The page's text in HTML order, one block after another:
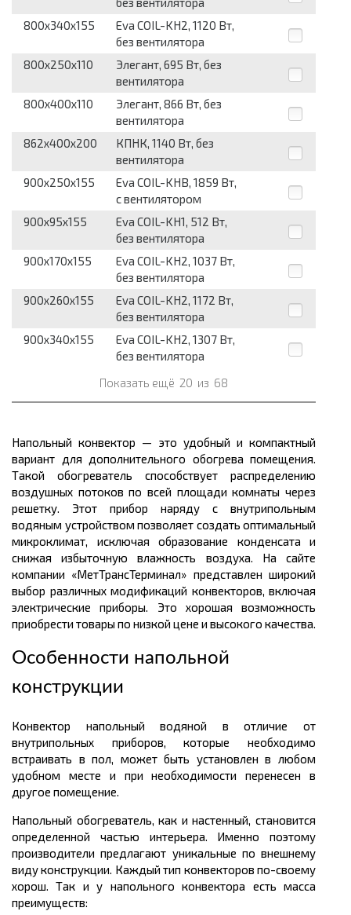
800x340x155
Eva COIL-KH2, 1120 Вт,
без вентилятора
800x250x110
Элегант, 695 Вт, без
вентилятора
800x400x110
Элегант, 866 Вт, без
вентилятора
862x400x200
КПНК, 1140 Вт, без
вентилятора
900x250x155
Eva COIL-KHB, 1859 Вт,
с вентилятором
900x95x155
Eva COIL-KH1, 512 Вт,
без вентилятора
900x170x155
Eva COIL-KH2, 1037 Вт,
без вентилятора
900x260x155
Eva COIL-KH2, 1172 Вт,
без вентилятора
900x340x155
Eva COIL-KH2, 1307 Вт,
без вентилятора
Показать ещё 20 из 68
Напольный конвектор — это удобный и компактный
вариант для дополнительного обогрева помещения.
Такой обогреватель способствует распределению
воздушных потоков по всей площади комнаты через
решетку. Этот прибор наряду с внутрипольным
водяным устройством позволяет создать оптимальный
микроклимат, исключая образование конденсата и
снижая избыточную влажность воздуха. На сайте
компании «МетТрансТерминал» представлен широкий
выбор различных модификаций конвекторов, включая
электрические приборы. Это хорошая возможность
приобрести товары по низкой цене и высокого качества.
Особенности напольной
конструкции
Конвектор напольный водяной в отличие от
внутрипольных приборов, которые необходимо
встраивать в пол, может быть установлен в любом
удобном месте и при необходимости перенесен в
другое помещение.
Напольный обогреватель, как и настенный, становится
определенной частью интерьера. Именно поэтому
производители предлагают уникальные по внешнему
виду конструкции. Каждый тип конвекторов по-своему
хорош. Так и у напольного конвектора есть масса
преимуществ: